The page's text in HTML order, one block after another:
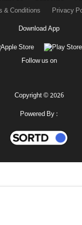
& Conditions
Privacy
Download App
Follow us on
Copyright © 2026
Powered By :